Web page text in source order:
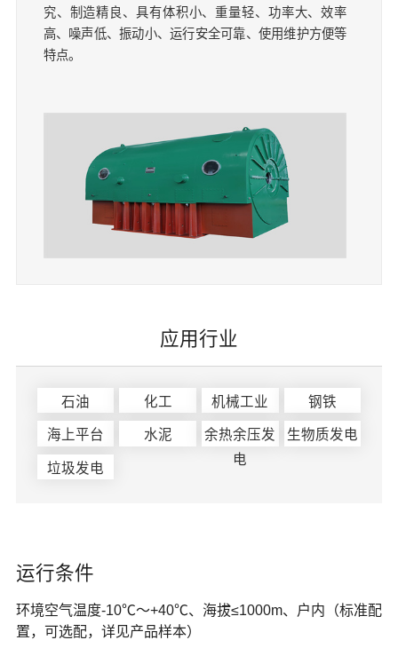
究、制造精良、具有体积小、重量轻、功率大、效率
高、噪声低、振动小、运行安全可靠、使用维护方便等
特点。
应用行业
石油 化工 机械工业
钢铁
海上平台
水泥
余热余压发
电
生物质发电
垃圾发电
运行条件
环境空气温度-10℃～+40℃、海拔≤1000m、户内（标准配
置，可选配，详见产品样本）